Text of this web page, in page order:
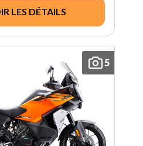
LES DÉTAILS
5